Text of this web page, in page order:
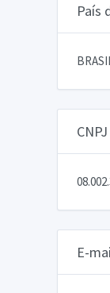
País
CNPJ
E-